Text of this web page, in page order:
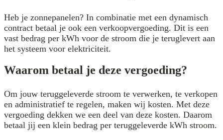
Heb je zonnepanelen? In combinatie met een dynamisch
contract betaal je ook een verkoopvergoeding. Dit is een
vast bedrag per kWh voor de stroom die je teruglevert aan
het systeem voor elektriciteit.
Waarom betaal je deze vergoeding?
Om jouw teruggeleverde stroom te verwerken, te verkopen
en administratief te regelen, maken wij kosten. Met deze
vergoeding dekken we een deel van deze kosten. Daarom
betaal jij een klein bedrag per teruggeleverde kWh stroom.